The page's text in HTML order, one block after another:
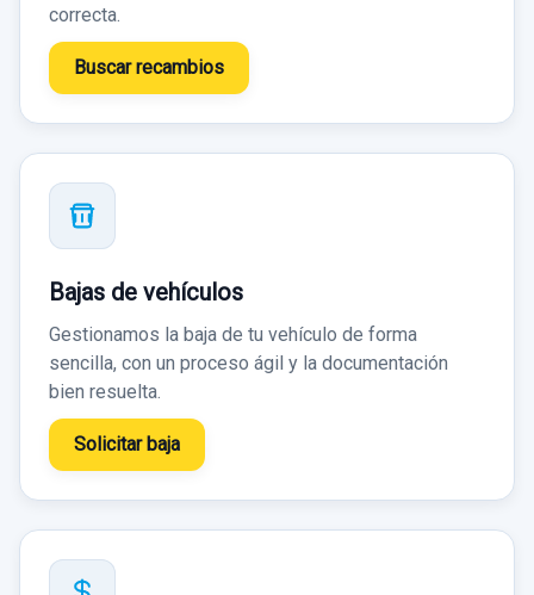
correcta.
Buscar recambios
Bajas de vehículos
Gestionamos la baja de tu vehículo de forma
sencilla, con un proceso ágil y la documentación
bien resuelta.
Solicitar baja